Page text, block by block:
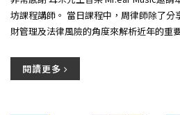
坊課程講師。 當日課程中，周律師除了分享商標權基本概念外，也從智
財管理及法律風險的角度來解析近年的重
閱讀更多